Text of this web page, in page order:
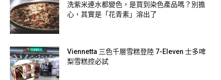
圖片來源：中華航空
洗紫米連水都變色，是買到染色產品嗎？別擔
心，其實是「花青素」溶出了
Viennetta 三色千層雪糕登陸 7-Eleven 士多啤
梨雪糕控必試